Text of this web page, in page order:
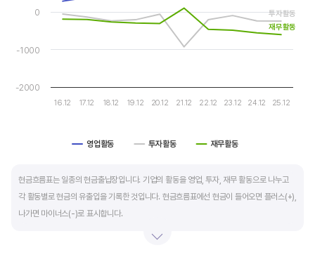
자금 운영에 유리합니다.
운전자본 회전일수는 매출채권 회전일수 + 재고자산 회전일수 - 매입채무 회전일수로
The chart has 1 Y axis displaying values. Data ranges from -
영업활동 투자활동 재무활동
16.12 17.12 18.12 19.12 20.12 21.12 22.12 23.12 24.12 25.12
-2000
-1000
0
투자활동
재무활동
현금흐름표는 일종의 현금출납장입니다. 기업의 활동을 영업, 투자, 재무 활동으로 나누고
각 활동별로 현금의 유출입을 기록한 것입니다. 현금흐름표에선 현금이 들어오면 플러스(+),
나가면 마이너스(-)로 표시합니다.